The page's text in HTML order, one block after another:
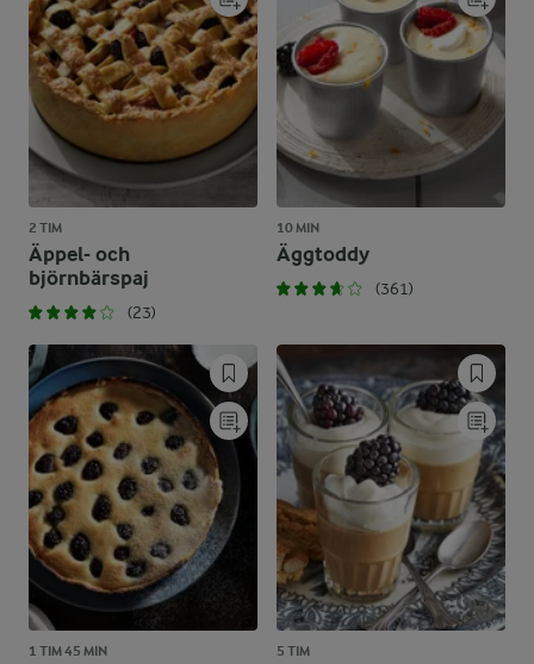
2 TIM
Äppel- och
björnbärspaj
(23)
10 MIN
Äggtoddy
(361)
1 TIM 45 MIN 5 TIM